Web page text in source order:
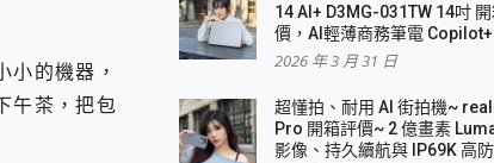
2024 消除人聲推薦
教學 不出門也可以到處走
300W 微型充電站 開箱 評測
Free 18.0.0 業界最好的資料救援軟體
的機器，
午茶，把包
14 AI+ D3MG-031TW 14吋
價，AI輕薄商務筆電 Copilot+
2026 年 3 月 31 日
超懂拍、耐用 AI 街拍機~
Pro 開箱評價~ 2 億畫素
影像、持久續航與 IP69K 高